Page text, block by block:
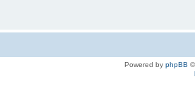
Powered by phpBB